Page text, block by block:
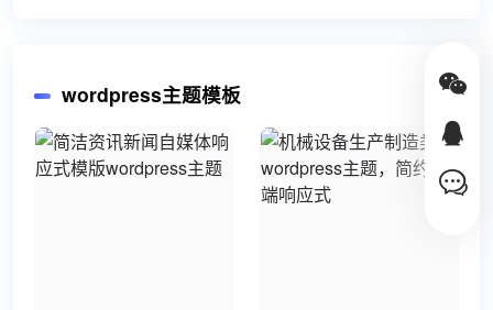
wordpress主题模板